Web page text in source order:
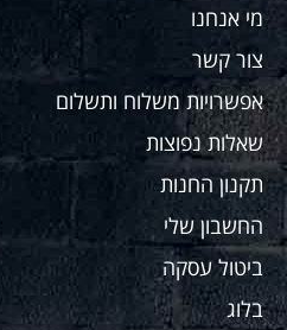
מי אנחנו
צור קשר
אפשרויות משלוח ותשלום
שאלות נפוצות
תקנון החנות
החשבון שלי
ביטול עסקה
בלוג